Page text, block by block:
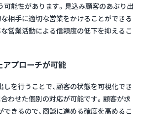
可能性があります。見込み顧客のあぶり出
な相手に適切な営業をかけることができる
営業活動による信頼度の低下を抑えるこ
プローチが可能
を行うことで、顧客の状態を可視化でき
わせた個別の対応が可能です。顧客が求
きるので、商談に進める確度を高めるこ